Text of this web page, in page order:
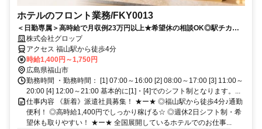
ホテルのフロント業務/FKY0013
＜日勤専属＞高時給で月収例23万円以上★希望休の相談OK◎駅チカ！
福山駅徒歩4分♪20代～50代男女活躍中
株式会社グロップ
アクセス 福山駅から徒歩4分
時給1,400円～1,750円
広島県福山市
勤務時間 ・勤務時間： [1] 07:00～16:00 [2] 08:00～17:00 [3] 11:00～
20:00 [4] 12:00～21:00 基本的に[1]・[4]でのシフト制となります。...
仕事内容 《新着》派遣社員募集！ ★ー★ ◎福山駅から徒歩4分♪通勤
便利！ ◎高時給1,400円でしっかり稼げる☆ ◎週休2日シフト制・希
望休も取りやすい！ ★ー★ 全国展開しているホテルでのお仕事...